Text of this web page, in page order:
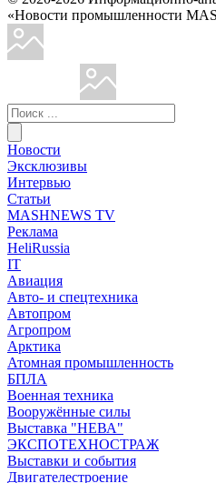
«Новости промышленности
Новости
Эксклюзивы
Интервью
Статьи
MASHNEWS TV
Реклама
HeliRussia
IT
Авиация
Авто- и спецтехника
Автопром
Агропром
Арктика
Атомная промышленность
БПЛА
Военная техника
Вооружённые силы
Выставка "НЕВА"
ЭКСПОТЕХНОСТРАЖ
Выставки и события
Двигателестроение